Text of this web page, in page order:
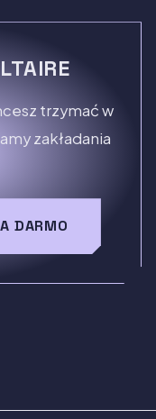
trzymać w
zakładania
DARMO